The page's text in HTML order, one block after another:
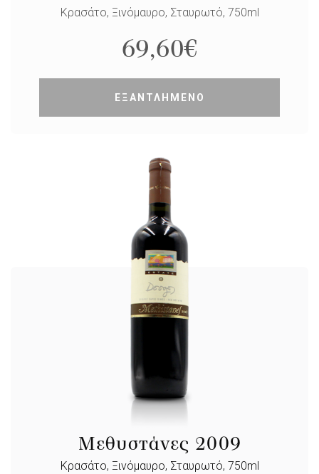
Κρασάτο, Ξινόμαυρο, Σταυρωτό, 750ml
69,60€
ΕΞΑΝΤΛΗΜΕΝΟ
Μεθυστάνες 2009
Κρασάτο, Ξινόμαυρο, Σταυρωτό, 750ml